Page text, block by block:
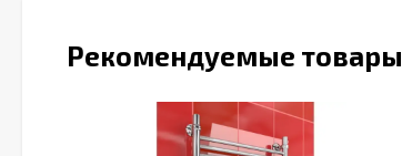
Рекомендуемые товары